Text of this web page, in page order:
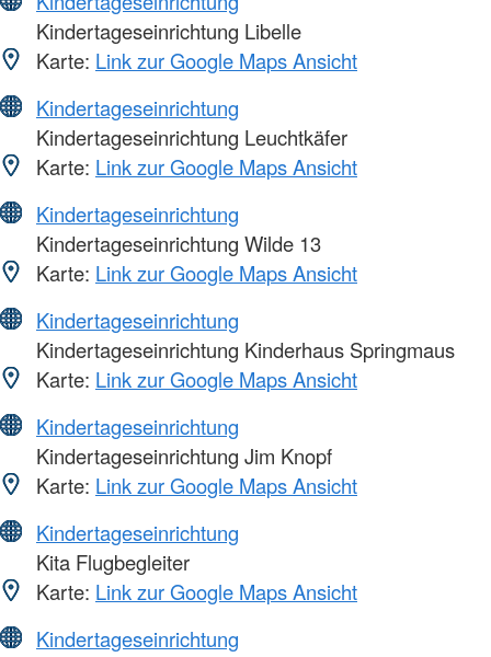
Kindertageseinrichtung Libelle
Karte: Link zur Google Maps Ansicht
Kindertageseinrichtung
Kindertageseinrichtung Leuchtkäfer
Karte: Link zur Google Maps Ansicht
Kindertageseinrichtung
Kindertageseinrichtung Wilde 13
Karte: Link zur Google Maps Ansicht
Kindertageseinrichtung
Kindertageseinrichtung Kinderhaus Springmaus
Karte: Link zur Google Maps Ansicht
Kindertageseinrichtung
Kindertageseinrichtung Jim Knopf
Karte: Link zur Google Maps Ansicht
Kindertageseinrichtung
Kita Flugbegleiter
Karte: Link zur Google Maps Ansicht
Kindertageseinrichtung